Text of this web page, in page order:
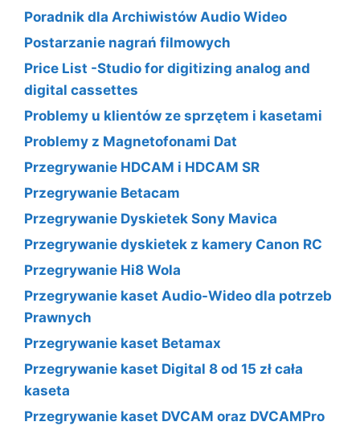
Poradnik dla Archiwistów Audio Wideo
Postarzanie nagrań filmowych
Price List -Studio for digitizing analog and
digital cassettes
Problemy u klientów ze sprzętem i kasetami
Problemy z Magnetofonami Dat
Przegrywanie HDCAM i HDCAM SR
Przegrywanie Betacam
Przegrywanie Dyskietek Sony Mavica
Przegrywanie dyskietek z kamery Canon RC
Przegrywanie Hi8 Wola
Przegrywanie kaset Audio-Wideo dla potrzeb
Prawnych
Przegrywanie kaset Betamax
Przegrywanie kaset Digital 8 od 15 zł cała
kaseta
Przegrywanie kaset DVCAM oraz DVCAMPro